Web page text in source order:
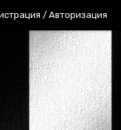
/ Авторизация